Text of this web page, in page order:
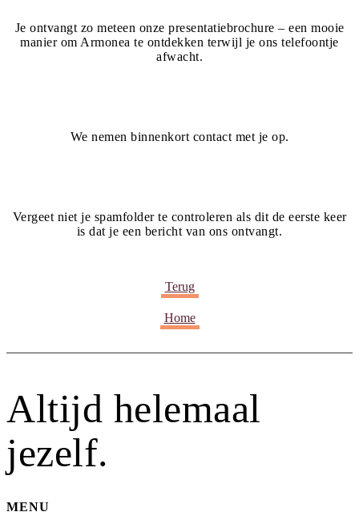
Je ontvangt zo meteen onze presentatiebrochure – een mooie
manier om Armonea te ontdekken terwijl je ons telefoontje
afwacht.
We nemen binnenkort contact met je op.
Vergeet niet je spamfolder te controleren als dit de eerste keer
is dat je een bericht van ons ontvangt.
Terug
Home
Altijd helemaal
jezelf.
MENU